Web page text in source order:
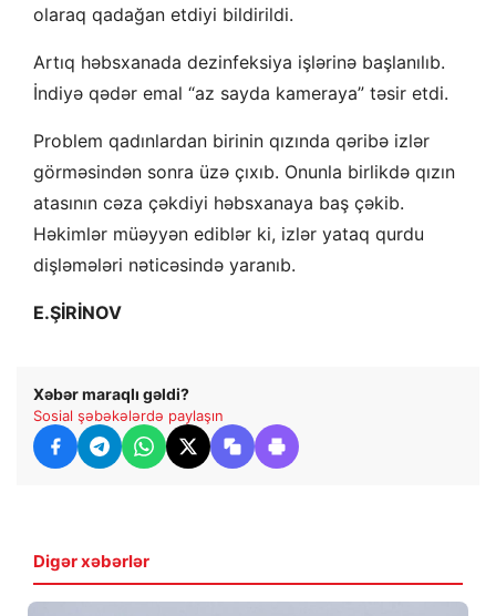
olaraq qadağan etdiyi bildirildi.
Artıq həbsxanada dezinfeksiya işlərinə başlanılıb.
İndiyə qədər emal “az sayda kameraya” təsir etdi.
Problem qadınlardan birinin qızında qəribə izlər
görməsindən sonra üzə çıxıb. Onunla birlikdə qızın
atasının cəza çəkdiyi həbsxanaya baş çəkib.
Həkimlər müəyyən ediblər ki, izlər yataq qurdu
dişləmələri nəticəsində yaranıb.
E.ŞİRİNOV
Xəbər maraqlı gəldi?
Sosial şəbəkələrdə paylaşın
Digər xəbərlər